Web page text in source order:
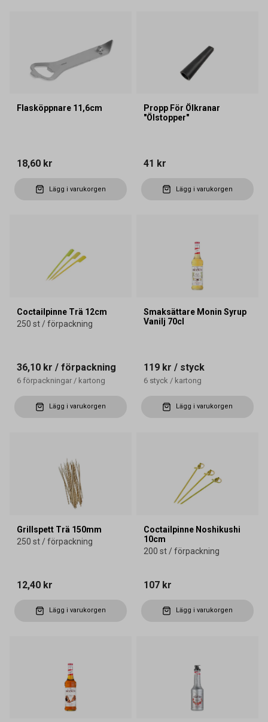
Flasköppnare 11,6cm
18,60 kr
Lägg i varukorgen
Propp För Ölkranar
"Ölstopper"
41 kr
Lägg i varukorgen
Coctailpinne Trä 12cm
250 st / förpackning
36,10 kr / förpackning
6 förpackningar / kartong
Lägg i varukorgen
Smaksättare Monin Syrup
Vanilj 70cl
119 kr / styck
6 styck / kartong
Lägg i varukorgen
Grillspett Trä 150mm
250 st / förpackning
12,40 kr
Lägg i varukorgen
Coctailpinne Noshikushi
10cm
200 st / förpackning
107 kr
Lägg i varukorgen